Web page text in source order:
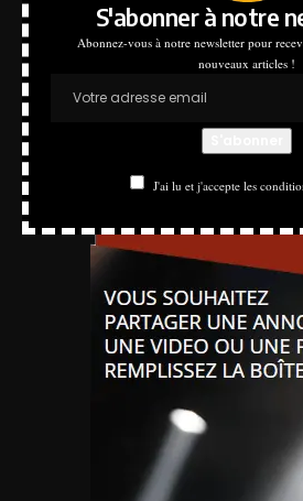
S'abonner à notre
Abonnez-vous à notre newsletter pour
nouveaux articles !
J'ai lu et j'accepte les